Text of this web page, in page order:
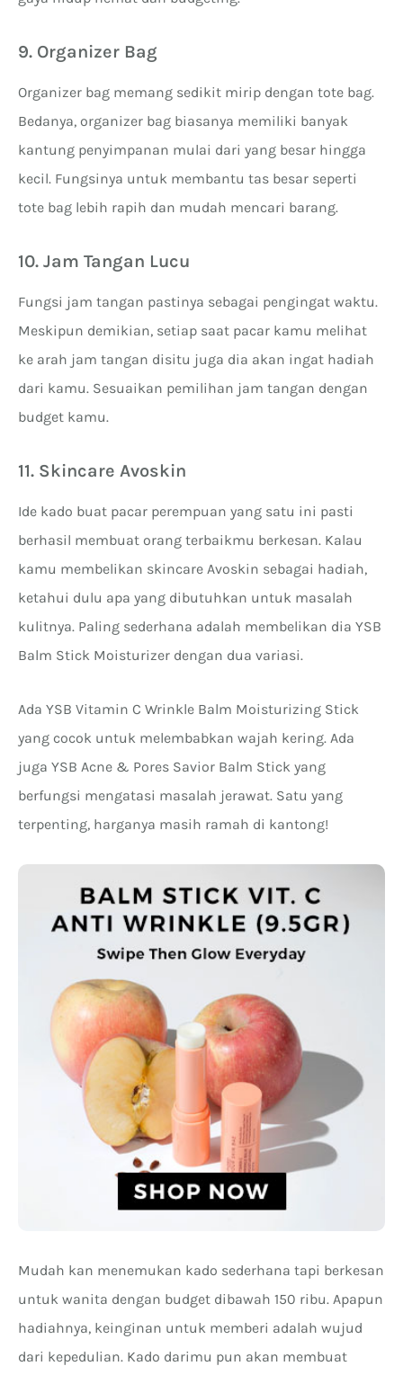
9. Organizer Bag
Organizer bag memang sedikit mirip dengan tote bag.
Bedanya, organizer bag biasanya memiliki banyak
kantung penyimpanan mulai dari yang besar hingga
kecil. Fungsinya untuk membantu tas besar seperti
tote bag lebih rapih dan mudah mencari barang.
10. Jam Tangan Lucu
Fungsi jam tangan pastinya sebagai pengingat waktu.
Meskipun demikian, setiap saat pacar kamu melihat
ke arah jam tangan disitu juga dia akan ingat hadiah
dari kamu. Sesuaikan pemilihan jam tangan dengan
budget kamu.
11. Skincare Avoskin
Ide kado buat pacar perempuan yang satu ini pasti
berhasil membuat orang terbaikmu berkesan. Kalau
kamu membelikan skincare Avoskin sebagai hadiah,
ketahui dulu apa yang dibutuhkan untuk masalah
kulitnya. Paling sederhana adalah membelikan dia YSB
Balm Stick Moisturizer dengan dua variasi.
Ada YSB Vitamin C Wrinkle Balm Moisturizing Stick
yang cocok untuk melembabkan wajah kering. Ada
juga YSB Acne & Pores Savior Balm Stick yang
berfungsi mengatasi masalah jerawat. Satu yang
terpenting, harganya masih ramah di kantong!
Mudah kan menemukan kado sederhana tapi berkesan
untuk wanita dengan budget dibawah 150 ribu. Apapun
hadiahnya, keinginan untuk memberi adalah wujud
dari kepedulian. Kado darimu pun akan membuat